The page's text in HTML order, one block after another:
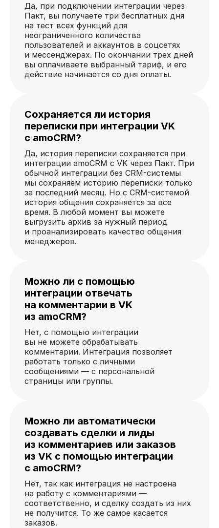
Да, при подключении интеграции через
Пакт, вы получаете три бесплатных дня
на тест всех функций для
неограниченного количества
пользователей и аккаунтов в соцсетях
и мессенджерах. По окончании трех дней
вы оплачиваете выбранный тариф, и его
действие начинается со дня оплаты.
Сохраняется ли история
переписки при интеграции VK
с amoCRM?
Да, история переписки сохраняется при
интеграции amoCRM с VK через Пакт. При
обычной интеграции без CRM-системы
мы сохраняем историю переписки только
за последний месяц. Но с CRM-системой
история общения сохраняется за все
время. В любой момент вы можете
выгрузить архив за нужный период
и проанализировать качество общения
менеджеров.
Можно ли с помощью
интеграции отвечать
на комментарии в VK
из amoCRM?
Нет, с помощью интеграции
вы не можете обрабатывать
комментарии. Интеграция позволяет
работать только с личными
сообщениями — с персональной
страницы или группы.
Можно ли автоматически
создавать сделки и лиды
из комментариев или заказов
из VK с помощью интеграции
с amoCRM?
Нет, так как интеграция не настроена
на работу с комментариями —
соответственно, и сделку создать из них
не получится. То же самое касается
заказов.